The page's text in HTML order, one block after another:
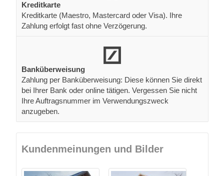
Kreditkarte
Kreditkarte (Maestro, Mastercard oder Visa). Ihre
Zahlung erfolgt fast ohne Verzögerung.
Banküberweisung
Zahlung per Banküberweisung: Diese können Sie direkt
bei Ihrer Bank oder online tätigen. Vergessen Sie nicht
Ihre Auftragsnummer im Verwendungszweck
anzugeben.
Kundenmeinungen und Bilder